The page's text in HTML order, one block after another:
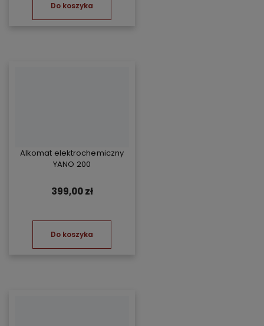
Do koszyka
Alkomat elektrochemiczny
YANO 200
399,00 zł
Do koszyka